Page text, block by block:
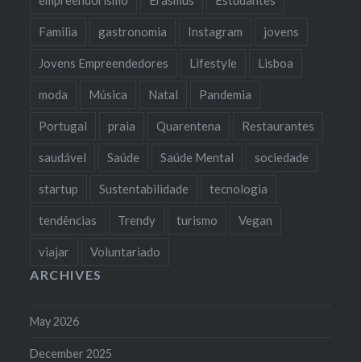
Familia gastronomia Instagram jovens
Jovens Empreendedores Lifestyle Lisboa
moda Música Natal Pandemia
Portugal praia Quarentena Restaurantes
saudável Saúde Saúde Mental sociedade
startup Sustentabilidade tecnologia
tendências Trendy turismo Vegan
viajar Voluntariado
ARCHIVES
May 2026
December 2025